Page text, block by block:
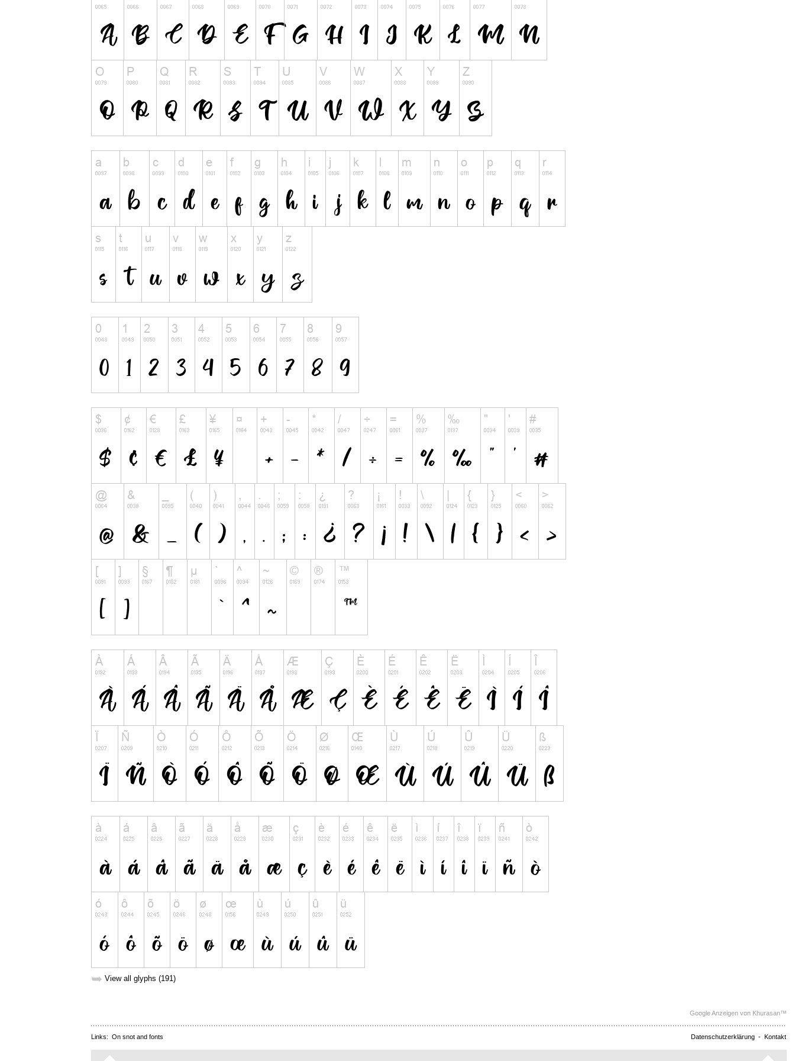
➥ View all glyphs (191)
Google Anzeigen von Khurasan™
Datenschutzerklärung - Kontakt
Links: On snot and fonts